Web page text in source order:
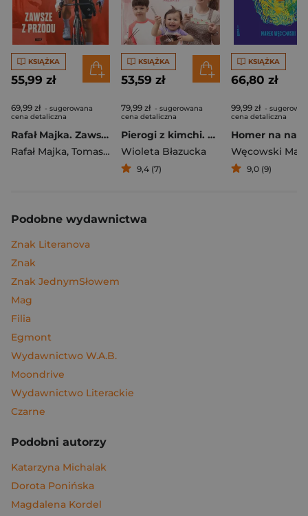
KSIĄŻKA
55,99 zł
69,99 zł - sugerowana
cena detaliczna
Rafał Majka. Zawsze z przodu. Rozmawia Tomasz Kalemba - książka z autografem
Rafał Majka, Tomasz Kalemba
KSIĄŻKA
53,59 zł
79,99 zł - sugerowana
cena detaliczna
Pierogi z kimchi. Moje ulubione azjatyckie przepisy
Wioleta Błazucka
9,4 (7)
KSIĄŻKA
66,80 zł
99,99 zł -
cena detaliczna
Węcowski
9,0 (9)
Podobne wydawnictwa
Znak Literanova
Znak
Znak JednymSłowem
Mag
Filia
Egmont
Wydawnictwo W.A.B.
Moondrive
Wydawnictwo Literackie
Czarne
Podobni autorzy
Katarzyna Michalak
Dorota Ponińska
Magdalena Kordel